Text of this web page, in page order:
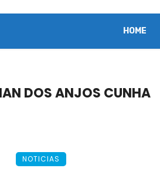
HOME
DOS ANJOS CUNHA
NOTICIAS